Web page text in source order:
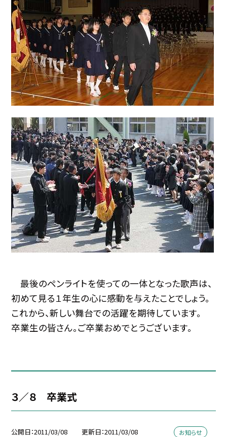
最後のペンライトを使っての一体となった歌声は、
初めて見る１年生の心に感動を与えたことでしょう。
これから、新しい舞台での活躍を期待しています。
卒業生の皆さん。ご卒業おめでとうございます。
３／８ 卒業式
公開日 2011/03/08 更新日 2011/03/08 お知らせ